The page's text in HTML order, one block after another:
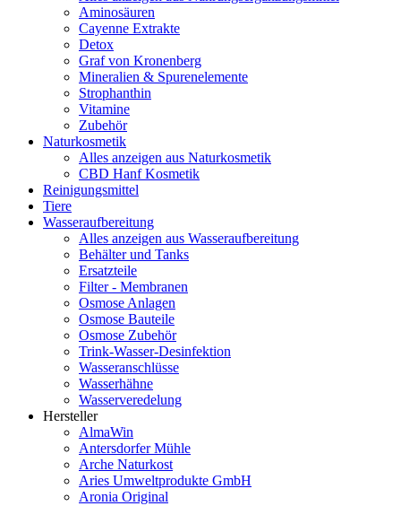
Aminosäuren
Cayenne Extrakte
Detox
Graf von Kronenberg
Mineralien & Spurenelemente
Strophanthin
Vitamine
Zubehör
Naturkosmetik
Alles anzeigen aus Naturkosmetik
CBD Hanf Kosmetik
Reinigungsmittel
Tiere
Wasseraufbereitung
Alles anzeigen aus Wasseraufbereitung
Behälter und Tanks
Ersatzteile
Filter - Membranen
Osmose Anlagen
Osmose Bauteile
Osmose Zubehör
Trink-Wasser-Desinfektion
Wasseranschlüsse
Wasserhähne
Wasserveredelung
Hersteller
AlmaWin
Antersdorfer Mühle
Arche Naturkost
Aries Umweltprodukte GmbH
Aronia Original